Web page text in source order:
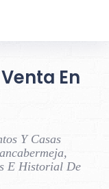
En
Y Casas
E Historial De